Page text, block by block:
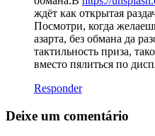
ждёт как открытая
Посмотри, когда
азарта, без обмана да
тактильность приза,
вместо пялиться по
Responder
Deixe um comentário